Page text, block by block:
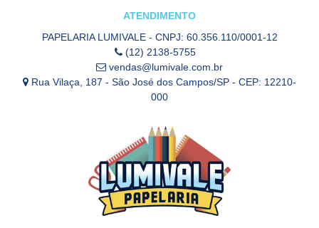
ATENDIMENTO
PAPELARIA LUMIVALE - CNPJ: 60.356.110/0001-12
(12) 2138-5755
vendas@lumivale.com.br
Rua Vilaça, 187 - São José dos Campos/SP - CEP: 12210-
000